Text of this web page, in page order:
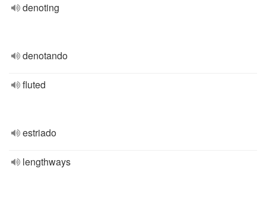
denoting
denotando
fluted
estriado
lengthways